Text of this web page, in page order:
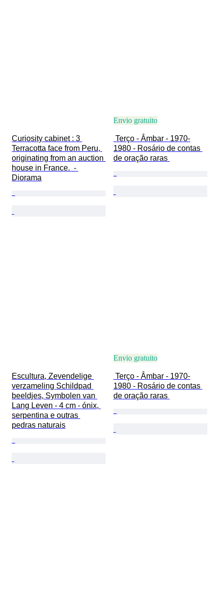
Curiosity cabinet : 3
Terracotta face from Peru,
originating from an auction
house in France.  -
Diorama
Envio gratuito
1980 - Rosário de contas
de oração raras
Escultura, Zevendelige
verzameling Schildpad
beeldjes, Symbolen van
Lang Leven - 4 cm - ónix,
serpentina e outras
pedras naturais
Envio gratuito
1980 - Rosário de contas
de oração raras